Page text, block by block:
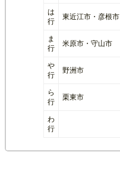
は
行
東近江市・彦根市
ま
行
米原市・守山市
や
行
野洲市
ら
行
栗東市
わ
行